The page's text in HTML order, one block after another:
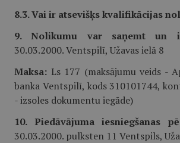
8.3. Vai ir atsevišķs kvalifikācijas
9. Nolikumu var saņemt un
30.03.2000. Ventspilī, Užavas ielā 8
Maksa: Ls 177 (maksājumu veids -
banka Ventspilī, kods 310101744,
- izsoles dokumentu iegāde)
10. Piedāvājuma iesniegšanas
30.03.2000. pulksten 11 Ventspils,